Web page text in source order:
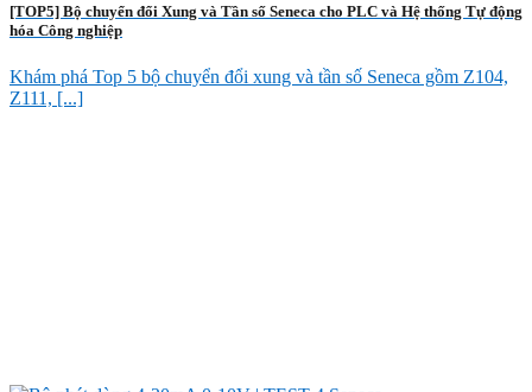
[TOP5] Bộ chuyển đổi Xung và Tần số Seneca cho PLC và Hệ thống Tự động
hóa Công nghiệp
Khám phá Top 5 bộ chuyển đổi xung và tần số Seneca gồm Z104,
Z111, [...]